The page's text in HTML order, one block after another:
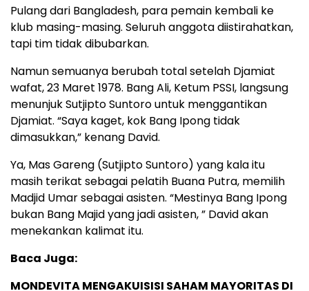
Pulang dari Bangladesh, para pemain kembali ke
klub masing-masing. Seluruh anggota diistirahatkan,
tapi tim tidak dibubarkan.
Namun semuanya berubah total setelah Djamiat
wafat, 23 Maret 1978. Bang Ali, Ketum PSSI, langsung
menunjuk Sutjipto Suntoro untuk menggantikan
Djamiat. “Saya kaget, kok Bang Ipong tidak
dimasukkan,” kenang David.
Ya, Mas Gareng (Sutjipto Suntoro) yang kala itu
masih terikat sebagai pelatih Buana Putra, memilih
Madjid Umar sebagai asisten. “Mestinya Bang Ipong
bukan Bang Majid yang jadi asisten, ” David akan
menekankan kalimat itu.
Baca Juga:
MONDEVITA MENGAKUISISI SAHAM MAYORITAS DI